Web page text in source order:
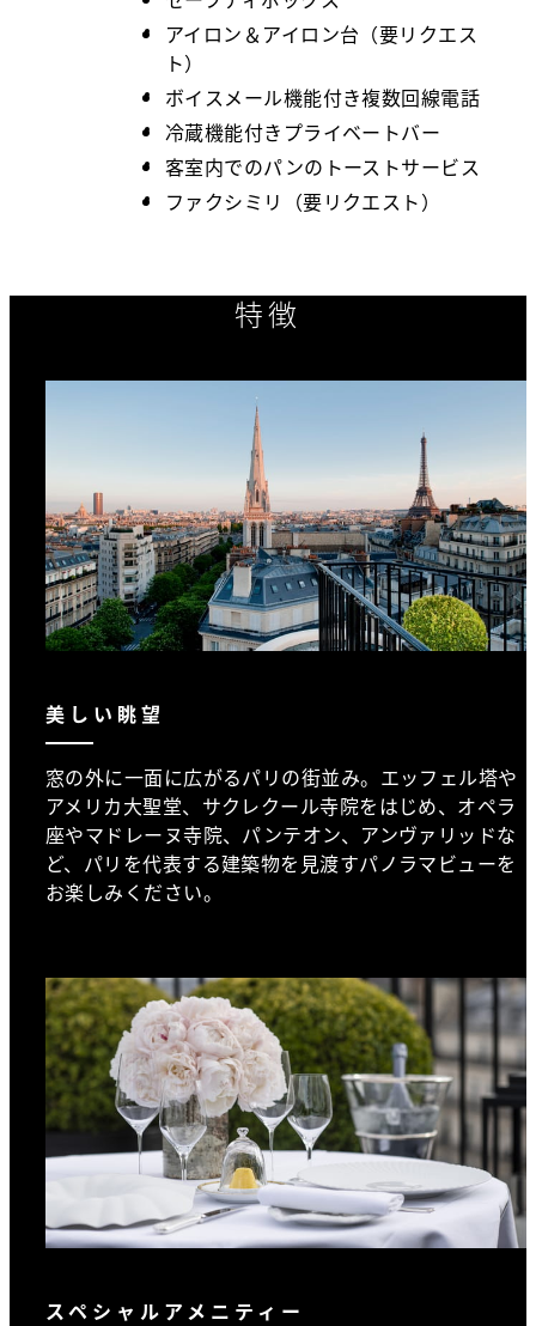
アイロン＆アイロン台（要リクエス
ト）
ボイスメール機能付き複数回線電話
冷蔵機能付きプライベートバー
客室内でのパンのトーストサービス
ファクシミリ（要リクエスト）
特徴
美しい眺望
窓の外に一面に広がるパリの街並み。エッフェル塔や
アメリカ大聖堂、サクレクール寺院をはじめ、オペラ
座やマドレーヌ寺院、パンテオン、アンヴァリッドな
ど、パリを代表する建築物を見渡すパノラマビューを
お楽しみください。
スペシャルアメニティー